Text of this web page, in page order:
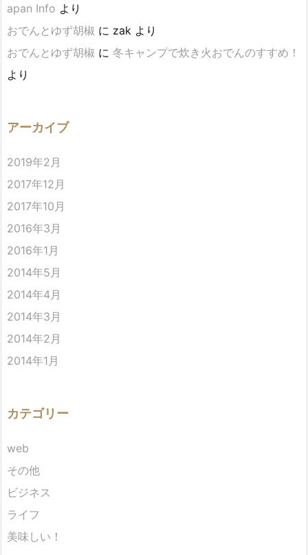
apan Info より
おでんとゆず胡椒 に zak より
おでんとゆず胡椒 に 冬キャンプで炊き火おでんのすすめ！
より
アーカイブ
2019年2月
2017年12月
2017年10月
2016年3月
2016年1月
2014年5月
2014年4月
2014年3月
2014年2月
2014年1月
カテゴリー
web
その他
ビジネス
ライフ
美味しい！